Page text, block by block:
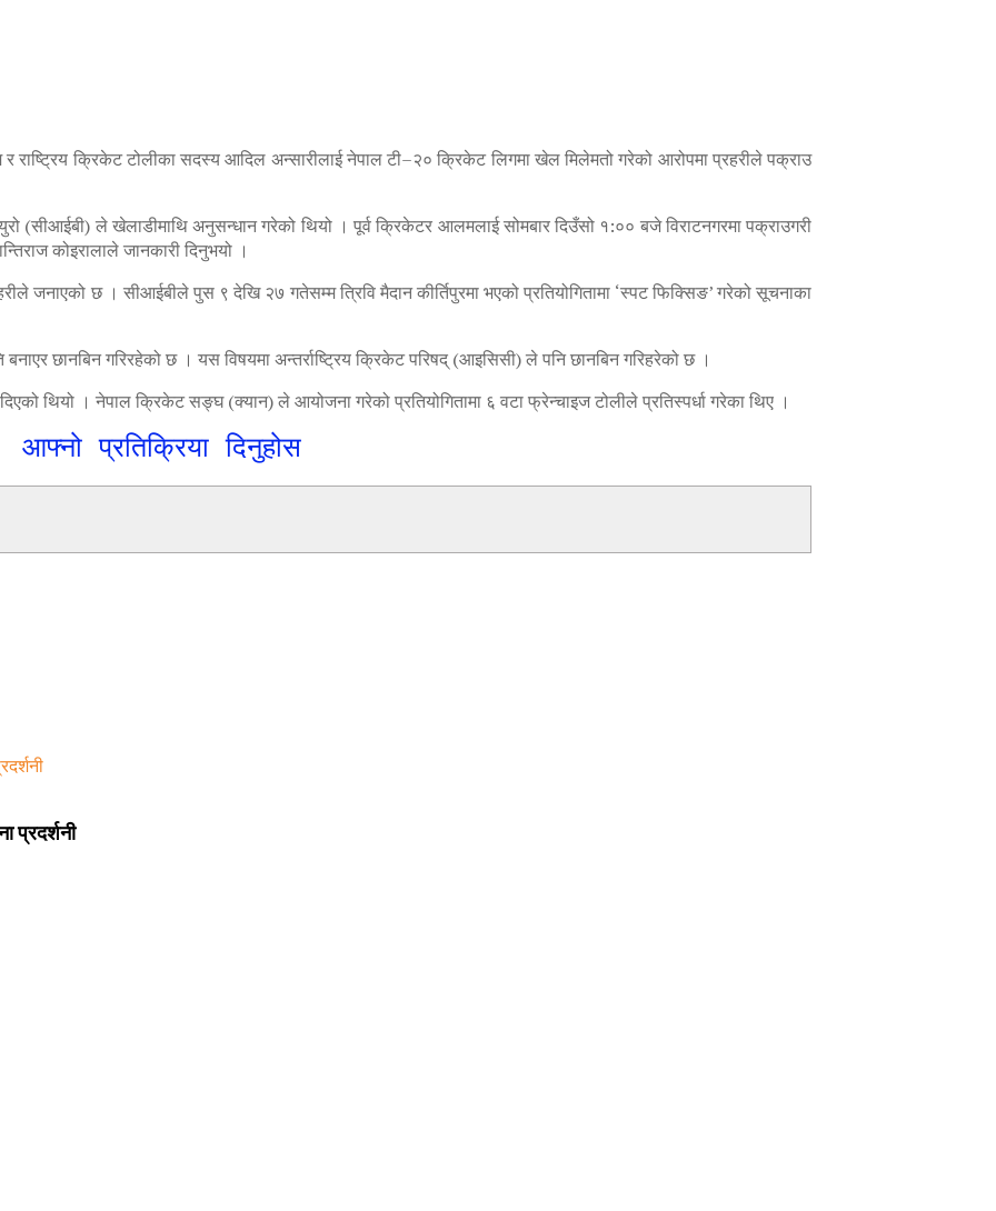
राष्ट्रिय क्रिकेट टोलीका सदस्य आदिल अन्सारीलाई नेपाल टी–२० क्रिकेट लिगमा खेल मिलेमतो गरेको आरोपमा प्रहरीले पक्राउ
(सीआईबी) ले खेलाडीमाथि अनुसन्धान गरेको थियो । पूर्व क्रिकेटर आलमलाई सोमबार दिउँसो १:०० बजे विराटनगरमा पक्राउगरी
कोइरालाले जानकारी दिनुभयो ।
जनाएको छ । सीआईबीले पुस ९ देखि २७ गतेसम्म त्रिवि मैदान कीर्तिपुरमा भएको प्रतियोगितामा ‘स्पट फिक्सिङ’ गरेको सूचनाका
छानबिन गरिरहेको छ । यस विषयमा अन्तर्राष्ट्रिय क्रिकेट परिषद् (आइसिसी) ले पनि छानबिन गरिहरेको छ ।
थियो । नेपाल क्रिकेट सङ्घ (क्यान) ले आयोजना गरेको प्रतियोगितामा ६ वटा फ्रेन्चाइज टोलीले प्रतिस्पर्धा गरेका थिए ।
आफ्नो प्रतिक्रिया दिनुहोस
प्रदर्शनी